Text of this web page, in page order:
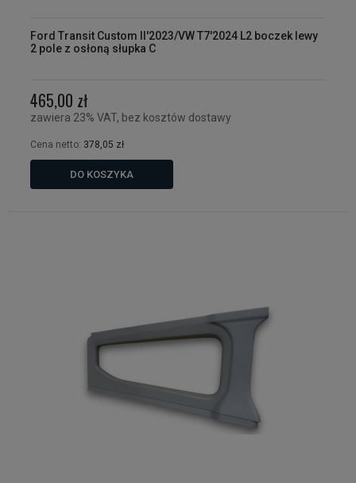
Ford Transit Custom II'2023/VW T7'2024 L2 boczek lewy
2 pole z osłoną słupka C
465,00 zł
zawiera 23% VAT, bez kosztów dostawy
Cena netto: 378,05 zł
DO KOSZYKA